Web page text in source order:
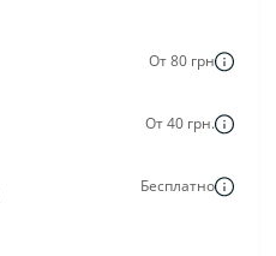
От 80 грн
От 40 грн.
Бесплатно